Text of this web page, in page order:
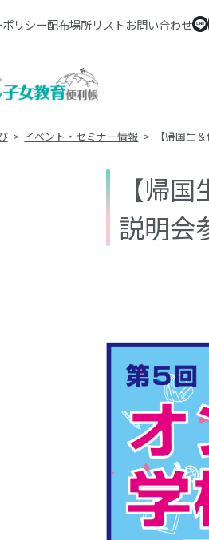
リシー配布場所リストお問い合わせ
イベント・セミナー情報 【帰国生
【帰
説明会